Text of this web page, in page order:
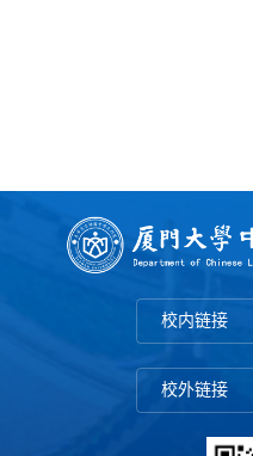
校内链接
校外链接